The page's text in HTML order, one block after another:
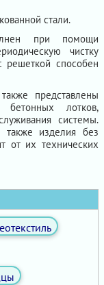
стали.
при помощи
чистку
решеткой способен
представлены
бетонных лотков,
системы.
также изделия без
от их технических